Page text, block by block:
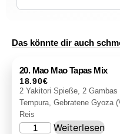
Das könnte dir auch
20. Mao Mao Tapas Mix
18.90€
2 Yakitori Spieße, 2
Tempura, Gebratene Gyoza
Reis
Weiterlesen